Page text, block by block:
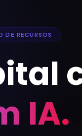
DE RECURSOS
IA.